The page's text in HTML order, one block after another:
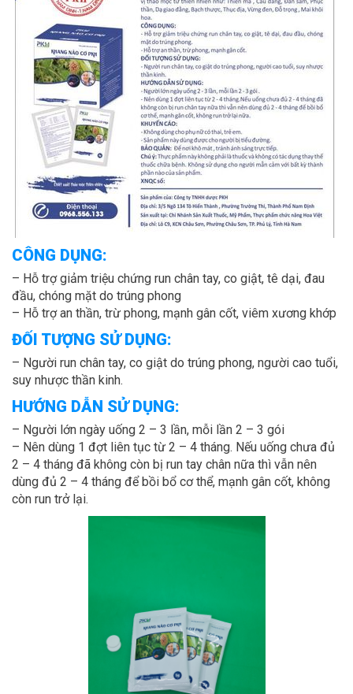
CÔNG DỤNG:
– Hỗ trợ giảm triệu chứng run chân tay, co giật, tê dại, đau
đầu, chóng mặt do trúng phong
– Hỗ trợ an thần, trừ phong, mạnh gân cốt, viêm xương khớp
ĐỐI TƯỢNG SỬ DỤNG:
– Người run chân tay, co giật do trúng phong, người cao tuổi,
suy nhược thần kinh.
HƯỚNG DẪN SỬ DỤNG:
– Người lớn ngày uống 2 – 3 lần, mỗi lần 2 – 3 gói
– Nên dùng 1 đợt liên tục từ 2 – 4 tháng. Nếu uống chưa đủ
2 – 4 tháng đã không còn bị run tay chân nữa thì vẫn nên
dùng đủ 2 – 4 tháng để bồi bổ cơ thể, mạnh gân cốt, không
còn run trở lại.